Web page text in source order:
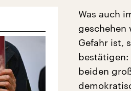
Was auch
geschehen
Gefahr ist,
bestätigen:
beiden